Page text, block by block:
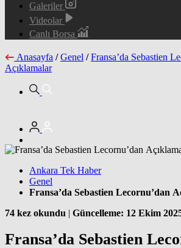
Galeriler
Videolar
Canlı Borsa
Anasayfa / Genel / Fransa’da Sebastien
Açıklamalar
Ankara Tek Haber
Genel
Fransa’da Sebastien Lecornu’dan
74 kez okundu | Güncelleme: 12 Ekim
Fransa’da Sebastien